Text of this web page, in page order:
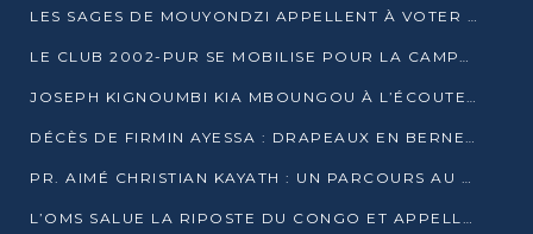
LES SAGES DE MOUYONDZI APPELLENT À VOTER DENIS SASSOU-NGUESSO
LE CLUB 2002-PUR SE MOBILISE POUR LA CAMPAGNE
JOSEPH KIGNOUMBI KIA MBOUNGOU À L’ÉCOUTE DE TALANGAÏ
DÉCÈS DE FIRMIN AYESSA : DRAPEAUX EN BERNE LUNDI
PR. AIMÉ CHRISTIAN KAYATH : UN PARCOURS AU SERVICE DE LA RECHERCHE ET DE L’INNOVATION
L’OMS SALUE LA RIPOSTE DU CONGO ET APPELLE À DES RÉFORMES DURABLES